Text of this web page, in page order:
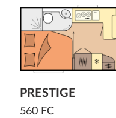
PRESTIGE
560 FC